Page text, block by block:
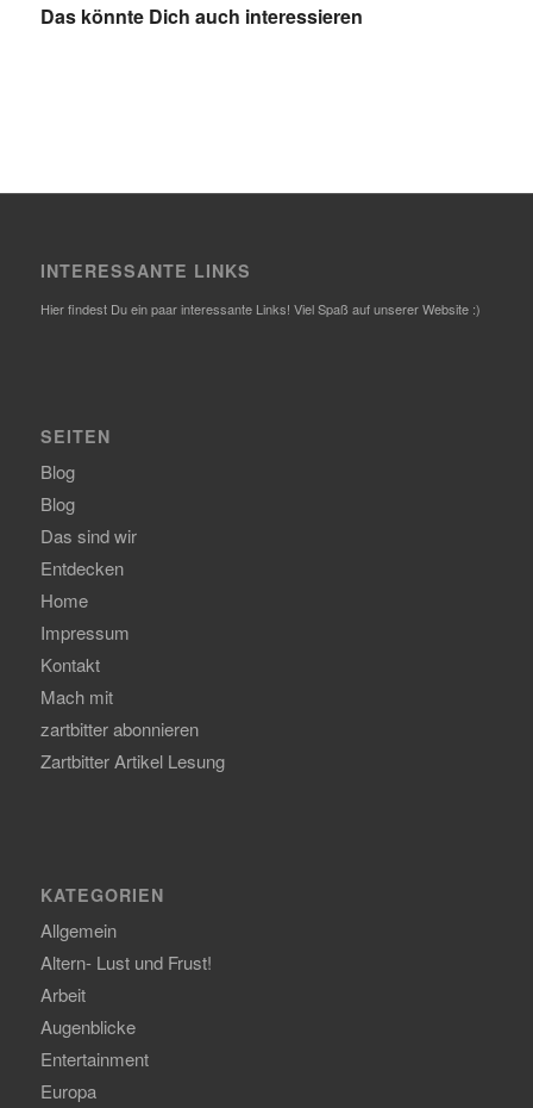
Das könnte Dich auch interessieren
INTERESSANTE LINKS
Hier findest Du ein paar interessante Links! Viel Spaß auf unserer Website :)
SEITEN
Blog
Blog
Das sind wir
Entdecken
Home
Impressum
Kontakt
Mach mit
zartbitter abonnieren
Zartbitter Artikel Lesung
KATEGORIEN
Allgemein
Altern- Lust und Frust!
Arbeit
Augenblicke
Entertainment
Europa